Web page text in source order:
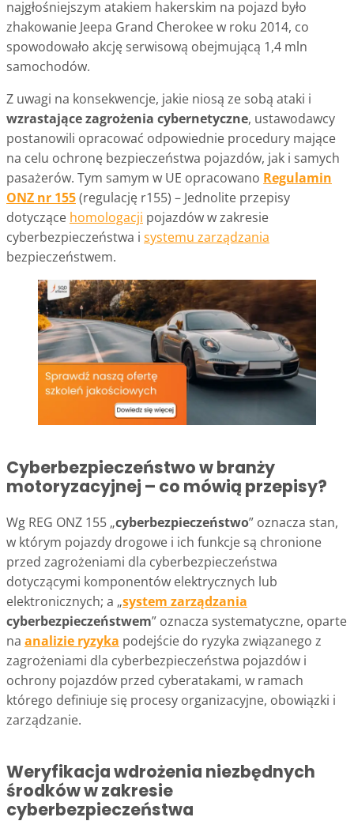
najgłośniejszym atakiem hakerskim na pojazd było
zhakowanie Jeepa Grand Cherokee w roku 2014, co
spowodowało akcję serwisową obejmującą 1,4 mln
samochodów.
Z uwagi na konsekwencje, jakie niosą ze sobą ataki i
wzrastające zagrożenia cybernetyczne, ustawodawcy
postanowili opracować odpowiednie procedury mające
na celu ochronę bezpieczeństwa pojazdów, jak i samych
pasażerów. Tym samym w UE opracowano Regulamin
ONZ nr 155(regulację r155) – Jednolite przepisy
dotyczące homologacji pojazdów w zakresie
cyberbezpieczeństwa i systemu zarządzania
bezpieczeństwem.
Cyberbezpieczeństwo w branży
motoryzacyjnej – co mówią przepisy?
Wg REG ONZ 155 „cyberbezpieczeństwo” oznacza stan,
w którym pojazdy drogowe i ich funkcje są chronione
przed zagrożeniami dla cyberbezpieczeństwa
dotyczącymi komponentów elektrycznych lub
elektronicznych; a „system zarządzania
cyberbezpieczeństwem” oznacza systematyczne, oparte
na analizie ryzyka podejście do ryzyka związanego z
zagrożeniami dla cyberbezpieczeństwa pojazdów i
ochrony pojazdów przed cyberatakami, w ramach
którego definiuje się procesy organizacyjne, obowiązki i
zarządzanie.
Weryfikacja wdrożenia niezbędnych
środków w zakresie
cyberbezpieczeństwa